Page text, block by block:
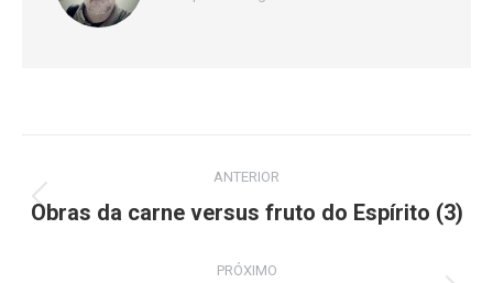
de
ANTERIOR
Post
Obras da carne versus fruto do Espírito (3)
PRÓXIMO